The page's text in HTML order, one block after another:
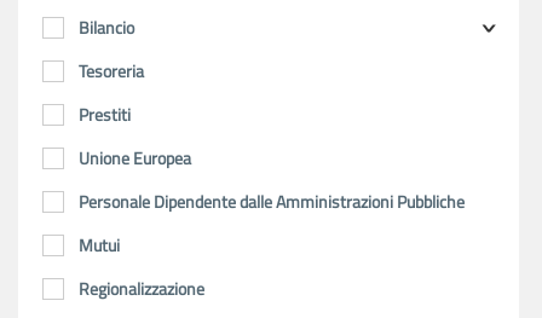
Bilancio
Tesoreria
Prestiti
Unione Europea
Personale Dipendente dalle Amministrazioni Pubbliche
Mutui
Regionalizzazione